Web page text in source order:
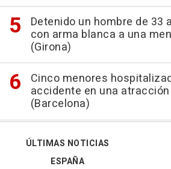
Detenido un hombre de 33
con arma blanca a una
(Girona)
Cinco menores
accidente en una
(Barcelona)
ÚLTIMAS NOTICIAS
ESPAÑA